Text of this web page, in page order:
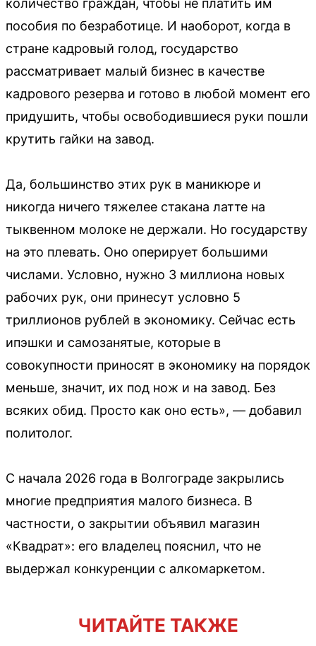
количество граждан, чтобы не платить им
пособия по безработице. И наоборот, когда в
стране кадровый голод, государство
рассматривает малый бизнес в качестве
кадрового резерва и готово в любой момент его
придушить, чтобы освободившиеся руки пошли
крутить гайки на завод.
Да, большинство этих рук в маникюре и
никогда ничего тяжелее стакана латте на
тыквенном молоке не держали. Но государству
на это плевать. Оно оперирует большими
числами. Условно, нужно 3 миллиона новых
рабочих рук, они принесут условно 5
триллионов рублей в экономику. Сейчас есть
ипэшки и самозанятые, которые в
совокупности приносят в экономику на порядок
меньше, значит, их под нож и на завод. Без
всяких обид. Просто как оно есть», — добавил
политолог.
С начала 2026 года в Волгограде закрылись
многие предприятия малого бизнеса. В
частности, о закрытии объявил магазин
«Квадрат»: его владелец пояснил, что не
выдержал конкуренции с алкомаркетом.
ЧИТАЙТЕ ТАКЖЕ